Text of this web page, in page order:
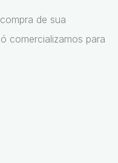
de sua
comercializamos para